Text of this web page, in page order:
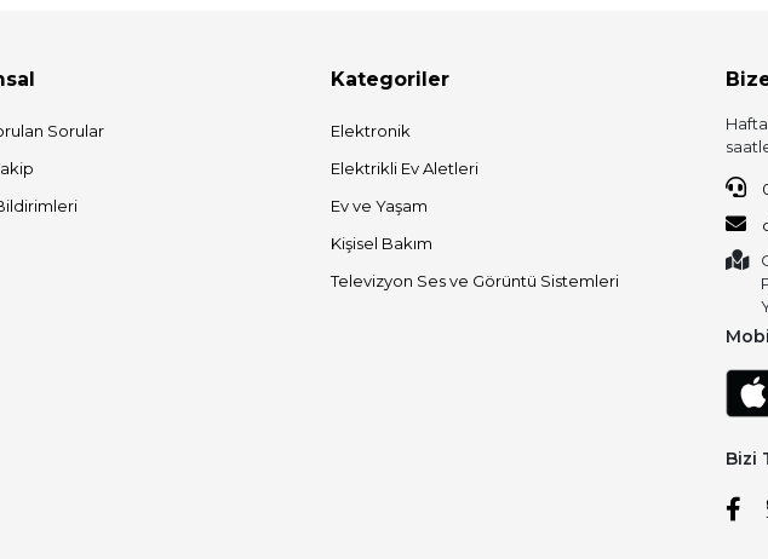
Sorular
Kategoriler
Elektronik
Elektrikli Ev Aletleri
Ev ve Yaşam
Kişisel Bakım
Televizyon Ses ve Görüntü Sistemleri
Bizi